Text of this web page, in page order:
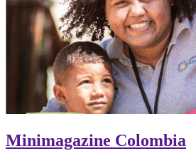
Minimagazine Colombia